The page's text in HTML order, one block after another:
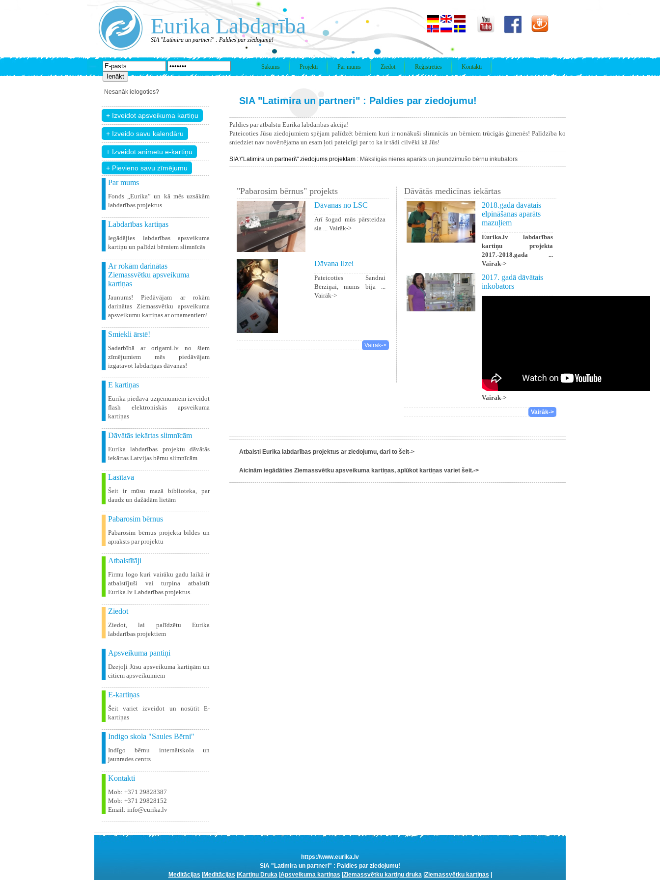
Eurika Labdarība
SIA "Latimira un partneri" : Paldies par ziedojumu!
Sākums Projekti Par mums Ziedot Reģistrēties Kontakti
Nesanāk ielogoties?
+ Pievieno savu zīmējumu
Par mums
Fonds „Eurika” un kā mēs uzsākām
labdarības projektus
Labdarības kartiņas
Iegādājies labdarības apsveikuma
kartiņu un palīdzi bērniem slimnīcās
Ar rokām darinātas
Ziemassvētku apsveikuma
kartiņas
Jaunums! Piedāvājam ar rokām
darinātas Ziemassvētku apsveikuma
apsveikumu kartiņas ar ornamentiem!
Smiekli ārstē!
Sadarbībā ar origami.lv no šiem
zīmējumiem mēs piedāvājam
izgatavot labdarīgas dāvanas!
E kartiņas
Eurika piedāvā uzņēmumiem izveidot
flash elektroniskās apsveikuma
kartiņas
Dāvātās iekārtas slimnīcām
Eurika labdarības projektu dāvātās
iekārtas Latvijas bērnu slimnīcām
Lasītava
Šeit ir mūsu mazā biblioteka, par
daudz un dažādām lietām
Pabarosim bērnus
Pabarosim bērnus projekta bildes un
apraksts par projektu
Atbalstītāji
Firmu logo kuri vairāku gadu laikā ir
atbalstījuši vai turpina atbalstīt
Eurika.lv Labdarības projektus.
Ziedot
Ziedot, lai palīdzētu Eurika
labdarības projektiem
Apsveikuma pantiņi
Dzejoļi Jūsu apsveikuma kartiņām un
citiem apsveikumiem
E-kartiņas
Šeit variet izveidot un nosūtīt E-
kartiņas
Indigo skola "Saules Bērni"
Indīgo bērnu internātskola un
jaunrades centrs
Kontakti
Mob: +371 29828387
Mob: +371 29828152
Email: info@eurika.lv
SIA "Latimira un partneri" : Paldies par ziedojumu!
Paldies par atbalstu Eurika labdarības akcijā!
Pateicoties Jūsu ziedojumiem spējam palīdzēt bērniem kuri ir nonākuši slimnīcās un bērniem trūcīgās ģimenēs! Palīdzība ko
sniedziet nav novērtējama un esam ļoti pateicīgi par to ka ir tādi cilvēki kā Jūs!
SIA \"Latimira un partneri\" ziedojums projektam : Mākslīgās nieres aparāts un jaundzimušo bērnu inkubators
"Pabarosim bērnus" projekts
Dāvanas no LSC
Arī šogad mūs pārsteidza
sia ... Vairāk->
Dāvana Ilzei
Pateicoties Sandrai
Bērziņai, mums bija ...
Vairāk->
Vairāk->
Dāvātās medicīnas iekārtas
2018.gadā dāvātais
elpināšanas aparāts
mazuļiem
Eurika.lv labdarības
kartiņu projekta
2017.-2018.gada ...
Vairāk->
2017. gadā dāvātais
inkobators
Vairāk->
Vairāk->
Atbalsti Eurika labdarības projektus ar ziedojumu, dari to šeit->
Aicinām iegādāties Ziemassvētku apsveikuma kartiņas, aplūkot kartiņas variet šeit.->
https://www.eurika.lv
SIA "Latimira un partneri" : Paldies par ziedojumu!
Meditācijas
Meditācijas Kartiņu Druka| Apsveikuma kartiņas Ziemassvētku kartiņu druka| Ziemassvētku kartiņas